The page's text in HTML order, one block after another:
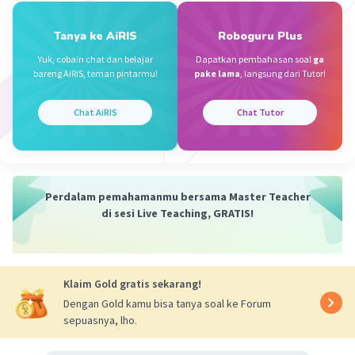
Beri Rating·4.7 Balas
AnnisaSyafiqahTanjung A Level 100
20 Mei 2026 12:05
Makasih ya, udah cukup membantu
— Tampilkan 3 balasan lainnya
Iklan
Khalid M Level 29
22 Mei 2026 09:24
digunakan untuk menghubungkan dua peristiwa
yang berkaitan dengan urutan waktu
Beri Rating·3.5
Tanya ke AiRIS
Yuk, cobain chat dan belajar
bareng AiRIS, teman pintarmu!
Chat AiRIS
Roboguru Plus
Dapatkan pembahasan soal ga
pake lama, langsung dari Tutor!
Chat Tutor
Perdalam pemahamanmu bersama Master Teacher
di sesi Live Teaching, GRATIS!
Klaim Gold gratis sekarang!
Dengan Gold kamu bisa tanya soal ke Forum
sepuasnya, lho.